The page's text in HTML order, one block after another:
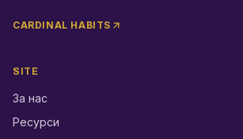
CARDINAL HABITS
SITE
За нас
Ресурси